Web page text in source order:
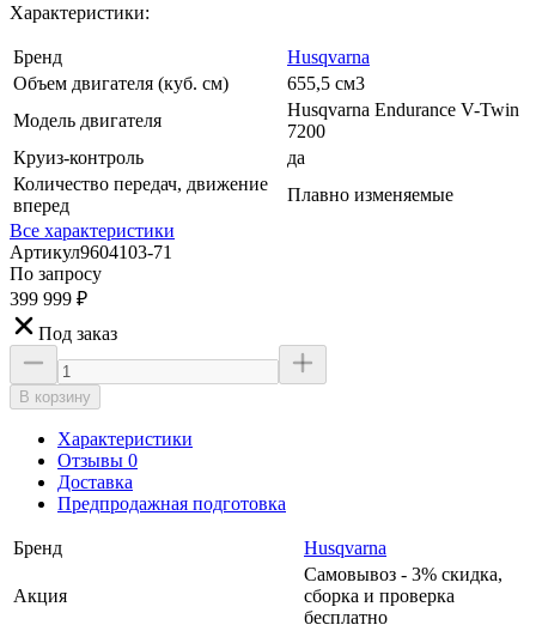
Характеристики:
Бренд
Husqvarna
Объем двигателя (куб. см)
655,5 см3
Модель двигателя
Husqvarna Endurance V-Twin
7200
Круиз-контроль
да
Количество передач, движение
вперед
Плавно изменяемые
Все характеристики
Артикул9604103-71
По запросу
399 999 ₽
Под заказ
В корзину
Характеристики
Отзывы 0
Доставка
Предпродажная подготовка
Бренд Husqvarna
Акция
Самовывоз - 3% скидка,
сборка и проверка
бесплатно